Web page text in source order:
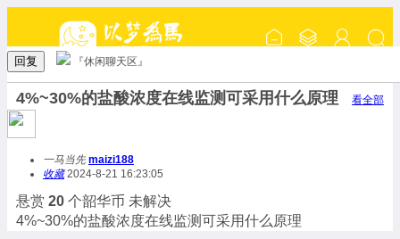
回复 『休闲聊天区』
4%~30%的盐酸浓度在线监测可采用什么原理 看全部
一马当先 maizi188
收藏2024-8-21 16:23:05
悬赏 20 个韶华币 未解决
4%~30%的盐酸浓度在线监测可采用什么原理